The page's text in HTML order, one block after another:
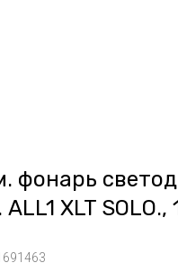
фонарь
ALL1 XLT